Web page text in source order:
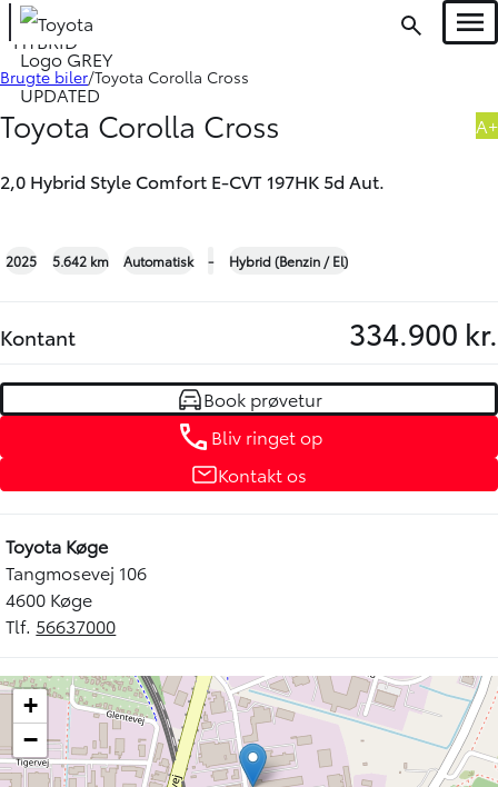
Book prøvetur
Brugte biler Toyota Corolla Cross
Toyota Corolla Cross
2,0 Hybrid Style Comfort E-CVT 197HK 5d Aut.
A+
HYBRID
2025 5.642 km Automatisk - Hybrid (Benzin / El)
Kontant 334.900 kr.
Book prøvetur
Bliv ringet op
Kontakt os
Toyota Køge
Tangmosevej 106
4600 Køge
Tlf. 56637000